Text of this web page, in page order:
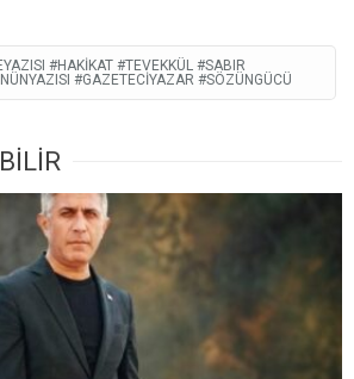
#HAKIKAT #TEVEKKÜL #SABIR
#GAZETECIYAZAR #SÖZÜNGÜCÜ